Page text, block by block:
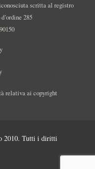
scritta al registro
285
relativa ai copyright
2010. Tutti i diritti